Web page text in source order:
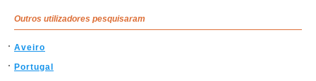
Outros utilizadores pesquisaram
Aveiro
Portugal